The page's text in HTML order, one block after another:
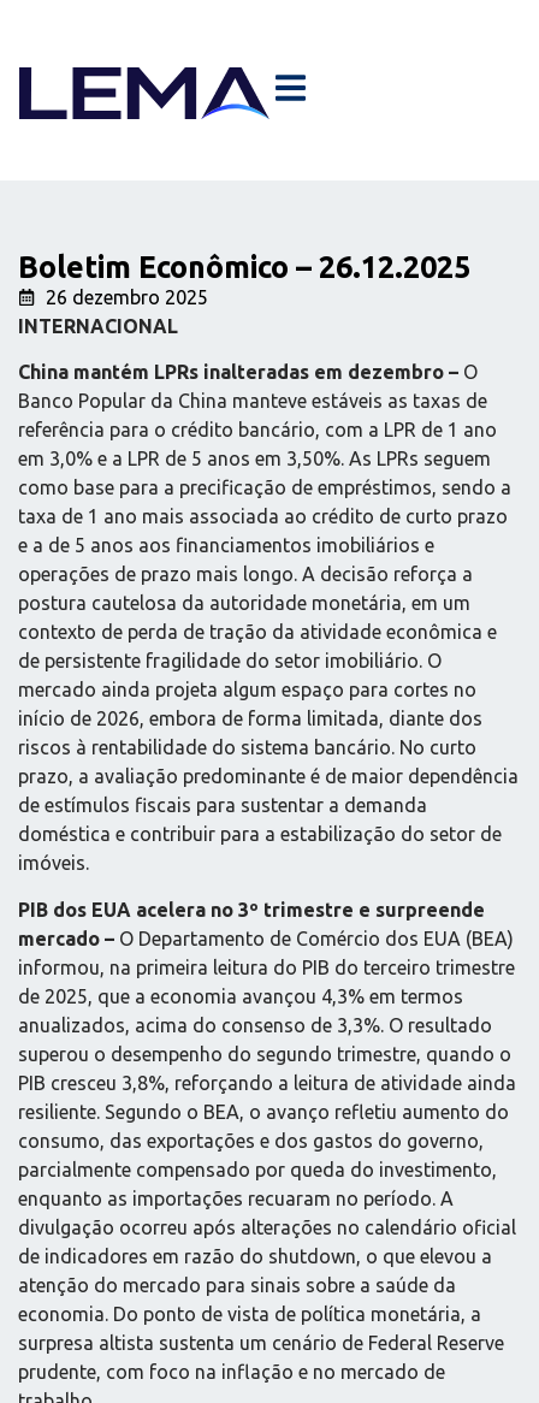
Boletim Econômico – 26.12.2025
26 dezembro 2025
INTERNACIONAL
China mantém LPRs inalteradas em dezembro – O
Banco Popular da China manteve estáveis as taxas de
referência para o crédito bancário, com a LPR de 1 ano
em 3,0% e a LPR de 5 anos em 3,50%. As LPRs seguem
como base para a precificação de empréstimos, sendo a
taxa de 1 ano mais associada ao crédito de curto prazo
e a de 5 anos aos financiamentos imobiliários e
operações de prazo mais longo. A decisão reforça a
postura cautelosa da autoridade monetária, em um
contexto de perda de tração da atividade econômica e
de persistente fragilidade do setor imobiliário. O
mercado ainda projeta algum espaço para cortes no
início de 2026, embora de forma limitada, diante dos
riscos à rentabilidade do sistema bancário. No curto
prazo, a avaliação predominante é de maior dependência
de estímulos fiscais para sustentar a demanda
doméstica e contribuir para a estabilização do setor de
imóveis.
PIB dos EUA acelera no 3º trimestre e surpreende
mercado – O Departamento de Comércio dos EUA (BEA)
informou, na primeira leitura do PIB do terceiro trimestre
de 2025, que a economia avançou 4,3% em termos
anualizados, acima do consenso de 3,3%. O resultado
superou o desempenho do segundo trimestre, quando o
PIB cresceu 3,8%, reforçando a leitura de atividade ainda
resiliente. Segundo o BEA, o avanço refletiu aumento do
consumo, das exportações e dos gastos do governo,
parcialmente compensado por queda do investimento,
enquanto as importações recuaram no período. A
divulgação ocorreu após alterações no calendário oficial
de indicadores em razão do shutdown, o que elevou a
atenção do mercado para sinais sobre a saúde da
economia. Do ponto de vista de política monetária, a
surpresa altista sustenta um cenário de Federal Reserve
prudente, com foco na inflação e no mercado de